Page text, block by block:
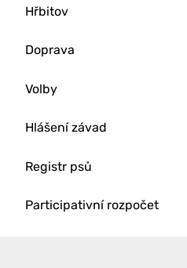
Hřbitov
Doprava
Volby
Hlášení závad
Registr psů
Participativní rozpočet